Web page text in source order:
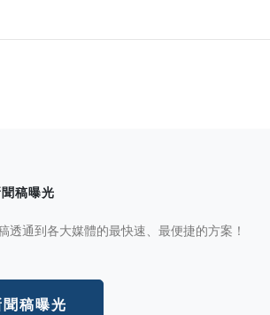
稿曝光
透通到各大媒體的最快速、最便捷的方案！
稿曝光